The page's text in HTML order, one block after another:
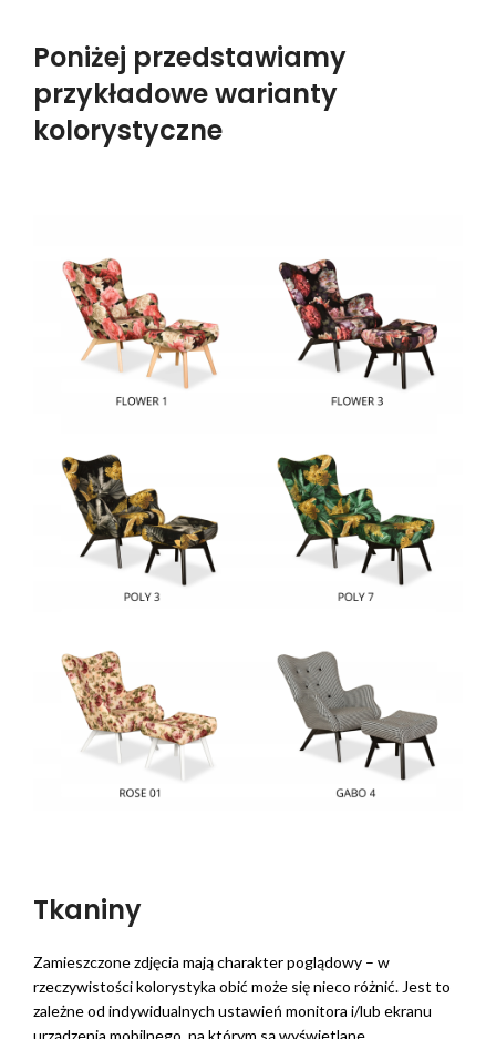
Poniżej przedstawiamy
przykładowe warianty
kolorystyczne
Tkaniny
Zamieszczone zdjęcia mają charakter poglądowy – w
rzeczywistości kolorystyka obić może się nieco różnić. Jest to
zależne od indywidualnych ustawień monitora i/lub ekranu
urządzenia mobilnego, na którym są wyświetlane.